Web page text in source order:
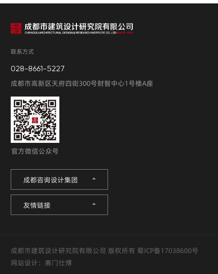
联系方式
028-8661-5227
成都市高新区天府四街300号财智中心1号楼A座
官方微信公众号
成都咨询设计集团
友情链接
成都市建筑设计研究院有限公司 版权所有蜀ICP备17038600号
网站设计： 赛门仕博